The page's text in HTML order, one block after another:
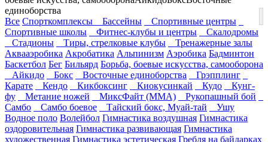
единоборства
Все Спорткомплексы Бассейны
Спортивные центры
Спортивные школы
Фитнес-клубы и центры
Скалодромы
Стадионы
Тиры, стрелковые клубы
Тренажерные залы
Аквааэробика Акробатика Альпинизм Аэробика Бадминтон
Баскетбол Бег Бильярд Борьба, боевые искусства, самооборона
Айкидо
Бокс Восточные единоборства
Грэпплинг
Карате
Кендо Кикбоксинг Киокусинкай Кудо
Кунг-
фу
Метание ножей МиксФайт (ММА)
Рукопашный бой
Самбо
Самбо боевое Тайский бокс, Муай-тай
Ушу
Водное поло Волейбол Гимнастика воздушная Гимнастика
оздоровительная Гимнастика развивающая Гимнастика
художественная Гимнастика эстетическая Гребля на байдарках